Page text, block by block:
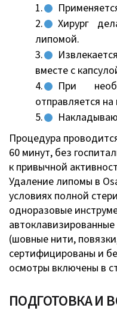
Хирург
липомой.
вместе с
При
отправляется
Процедура
60 минут, без
к привычной
Удаление липомы в
условиях полной
одноразовые
(шовные нити,
сертифицированы и
осмотры включены в
ПОДГОТОВКА И